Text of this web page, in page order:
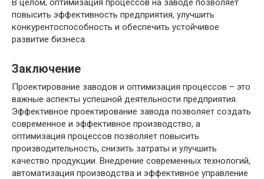
В целом, оптимизация процессов на заводе позволяет
повысить эффективность предприятия, улучшить
конкурентоспособность и обеспечить устойчивое
развитие бизнеса.
Заключение
Проектирование заводов и оптимизация процессов – это
важные аспекты успешной деятельности предприятия.
Эффективное проектирование завода позволяет создать
современное и эффективное производство, а
оптимизация процессов позволяет повысить
производительность, снизить затраты и улучшить
качество продукции. Внедрение современных технологий,
автоматизация производства и эффективное управление